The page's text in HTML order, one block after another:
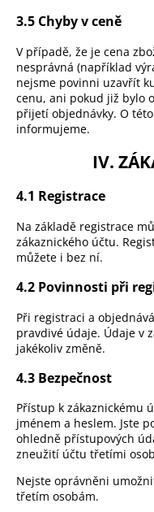
3.5 Chyby v ceně
V případě, že je cena
nesprávná (například
nejsme povinni uzavřít
cenu, ani pokud již bylo
přijetí objednávky. O
informujeme.
IV.
4.1 Registrace
Na základě registrace
zákaznického účtu.
můžete i bez ní.
4.2 Povinnosti při
Při registraci a
pravdivé údaje. Údaje v
jakékoliv změně.
4.3 Bezpečnost
Přístup k zákaznickému
jménem a heslem. Jste
ohledně přístupových
zneužití účtu třetími
Nejste oprávněni
třetím osobám.